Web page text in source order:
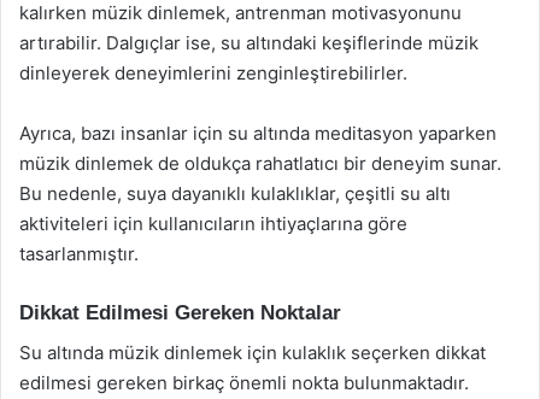
kalırken müzik dinlemek, antrenman motivasyonunu
artırabilir. Dalgıçlar ise, su altındaki keşiflerinde müzik
dinleyerek deneyimlerini zenginleştirebilirler.
Ayrıca, bazı insanlar için su altında meditasyon yaparken
müzik dinlemek de oldukça rahatlatıcı bir deneyim sunar.
Bu nedenle, suya dayanıklı kulaklıklar, çeşitli su altı
aktiviteleri için kullanıcıların ihtiyaçlarına göre
tasarlanmıştır.
Dikkat Edilmesi Gereken Noktalar
Su altında müzik dinlemek için kulaklık seçerken dikkat
edilmesi gereken birkaç önemli nokta bulunmaktadır.